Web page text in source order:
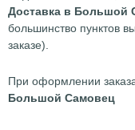
Доставка в Большой
большинство пунктов
заказе).
При оформлении
Большой Самовец